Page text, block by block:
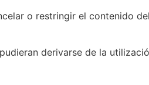
o restringir el contenido
derivarse de la